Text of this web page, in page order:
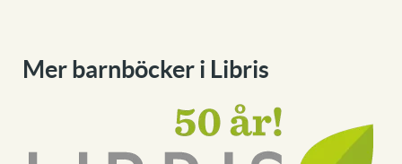
Mer barnböcker i Libris